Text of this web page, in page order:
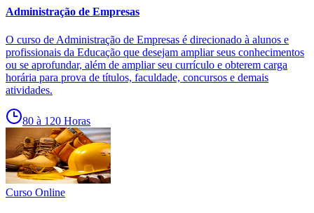
Administração de Empresas
O curso de Administração de Empresas é direcionado à alunos e
profissionais da Educação que desejam ampliar seus conhecimentos
ou se aprofundar, além de ampliar seu currículo e obterem carga
horária para prova de títulos, faculdade, concursos e demais
atividades.
80 à 120 Horas
Curso Online